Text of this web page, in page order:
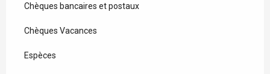
Chèques bancaires et postaux
Chèques Vacances
Espèces